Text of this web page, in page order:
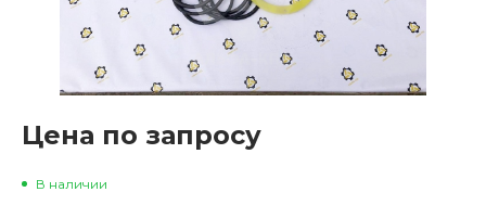
Цена по запросу
В наличии